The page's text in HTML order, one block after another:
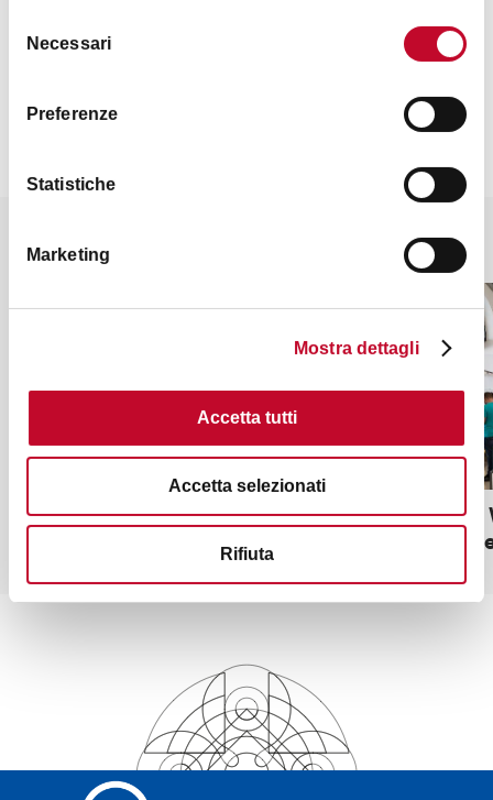
delNecessari
Preferenze
Statistiche
Marketing
Mostra dettagli
Accetta tutti
Accetta selezionati
Rifiuta
Contatti
Potrebbe interessarti anche
ALTRO
ZTL Centro storico
ALTRO
Bologna